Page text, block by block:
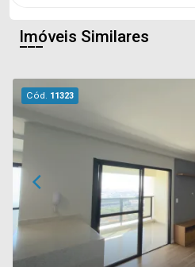
Imóveis Similares
Cód. 11323